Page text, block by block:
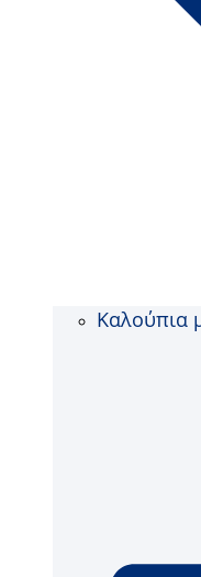
Καλούπια